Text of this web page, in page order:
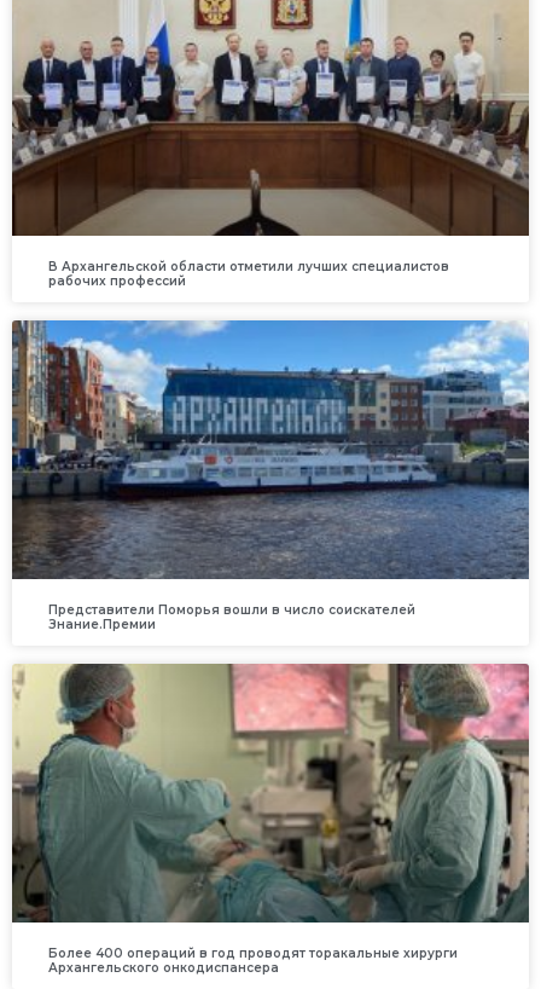
В Архангельской области отметили лучших специалистов
рабочих профессий
Представители Поморья вошли в число соискателей
Знание.Премии
Более 400 операций в год проводят торакальные хирурги
Архангельского онкодиспансера